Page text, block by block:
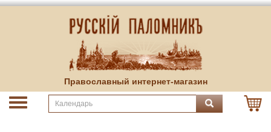
Православный интернет-магазин